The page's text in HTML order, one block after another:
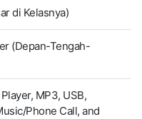
di Kelasnya)
(Depan-Tengah-
MP3, USB,
Phone Call, and